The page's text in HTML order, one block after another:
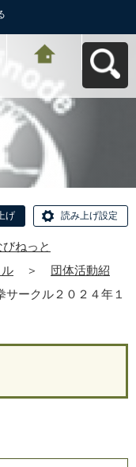
びねっと
URAYASU」へ戻る
げ 読み上げ設定
ねっと
＞
団体活動紹
サークル２０２４年１